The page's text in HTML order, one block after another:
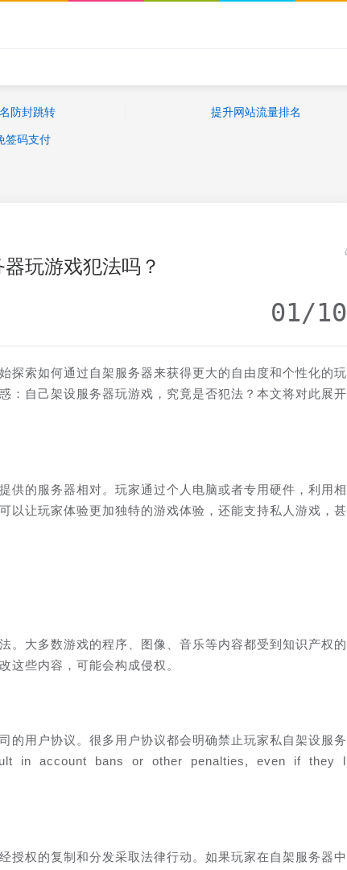
防封跳转 提升网站流量排名
签码支付
玩游戏犯法吗？
01/10
探索如何通过自架服务器来获得更大的自由度和个性化的玩
：自己架设服务器玩游戏，究竟是否犯法？本文将对此展开
供的服务器相对。玩家通过个人电脑或者专用硬件，利用相
以让玩家体验更加独特的游戏体验，还能支持私人游戏，甚
。大多数游戏的程序、图像、音乐等内容都受到知识产权的
这些内容，可能会构成侵权。
的用户协议。很多用户协议都会明确禁止玩家私自架设服务
in account bans or other penalties, even if they l
授权的复制和分发采取法律行动。如果玩家在自架服务器中